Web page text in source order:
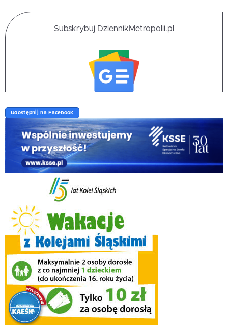
Subskrybuj DziennikMetropolii.pl
Udostępnij na Facebook